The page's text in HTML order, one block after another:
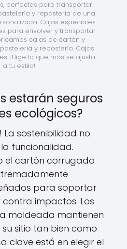
perfectas para transportar
y repostería de una
Cajas especiales
para envolver y transportar
cajas de cartón y
y repostería. Cajas
¡Elige la que más se ajusta
a tu estilo!
estarán seguros
ecológicos?
La sostenibilidad no
funcionalidad.
el cartón corrugado
para soportar
impactos. Los
moldeada mantienen
sitio tan bien como
clave está en elegir el